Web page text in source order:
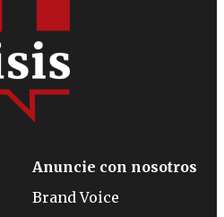
Anuncie con nosotros
Brand Voice